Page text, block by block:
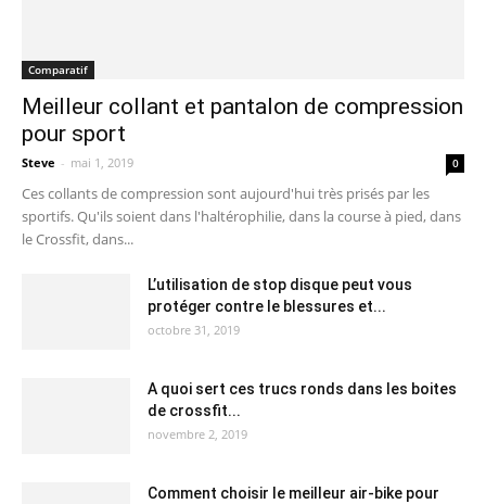
Comparatif
Meilleur collant et pantalon de compression
pour sport
Steve - mai 1, 2019 0
Ces collants de compression sont aujourd'hui très prisés par les
sportifs. Qu'ils soient dans l'haltérophilie, dans la course à pied, dans
le Crossfit, dans...
L’utilisation de stop disque peut vous
protéger contre le blessures et...
octobre 31, 2019
A quoi sert ces trucs ronds dans les boites
de crossfit...
novembre 2, 2019
Comment choisir le meilleur air-bike pour